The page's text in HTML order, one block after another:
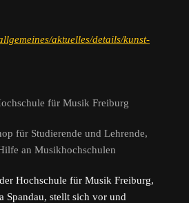
aktuelles/details/kunst-
für Musik Freiburg
für Studierende und Lehrende,
an Musikhochschulen
Hochschule für Musik Freiburg,
Spandau, stellt sich vor und